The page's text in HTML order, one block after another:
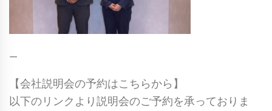
—
【会社説明会の予約はこちらから】
以下のリンクより説明会のご予約を承っておりま